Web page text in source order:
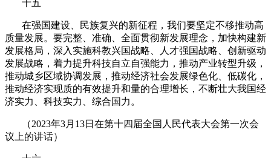
十五
在强国建设、民族复兴的新征程，我们要坚定不移推动高
质量发展。要完整、准确、全面贯彻新发展理念，加快构建新
发展格局，深入实施科教兴国战略、人才强国战略、创新驱动
发展战略，着力提升科技自立自强能力，推动产业转型升级，
推动城乡区域协调发展，推动经济社会发展绿色化、低碳化，
推动经济实现质的有效提升和量的合理增长，不断壮大我国经
济实力、科技实力、综合国力。
（2023年3月 13日在第十四届全国人民代表大会第一次会
议上的讲话）